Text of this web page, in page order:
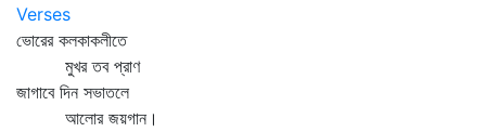
Verses
ভোরের কলকাকলীতে
মুখর তব প্রাণ
জাগাবে দিন সভাতলে
আলোর জয়গান।